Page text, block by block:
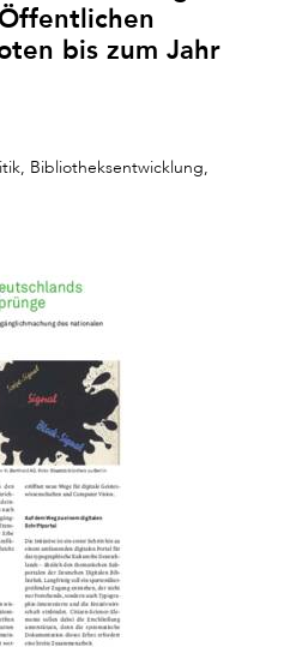
bis zum Jahr
Bibliotheksentwicklung,